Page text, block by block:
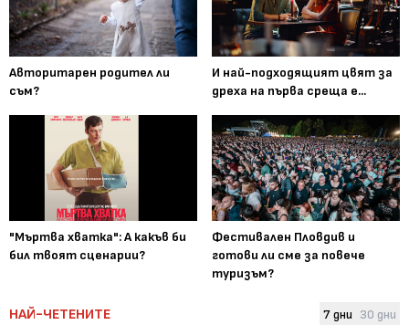
Авторитарен родител ли
съм?
И най-подходящият цвят за
дреха на първа среща е...
"Мъртва хватка": А какъв би
бил твоят сценарии?
Фестивален Пловдив и
готови ли сме за повече
туризъм?
НАЙ-ЧЕТЕНИТЕ 7 дни 30 дни